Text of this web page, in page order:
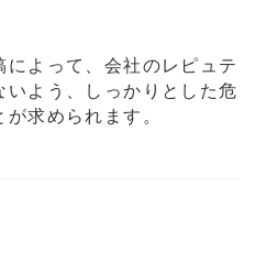
よって、会社のレピュテ
よう、しっかりとした危
求められます。